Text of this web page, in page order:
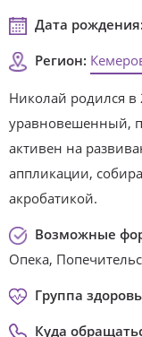
Дата рождения:
Регион:
Николай родился
уравновешенный,
активен на
аппликации,
акробатикой.
Возможные
Опека,
Группа
Куда